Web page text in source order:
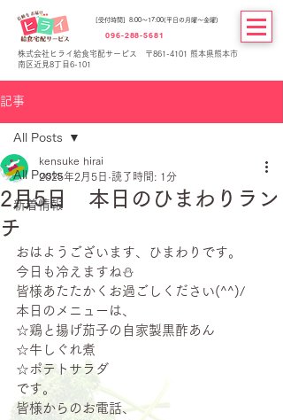
[受付時間] 8:00～17:00(平日の月曜～金曜)
096-288-5681
株式会社ヒライ給食宅配サービス 〒861-4101 熊本県熊本市
南区近見8丁目6-101
記事
All Posts
新着情報
All Posts
2月5日 本日のひまわりラン
チ
kensuke hirai
2025年2月5日 読了時間: 1分
おはようございます、ひまわりです。
今日も冷えますね⛄
皆様あたたかくお過ごしください(^^)/
本日のメニューは、
☆鶏と揚げ茄子の自家製黒酢あん
☆牛しぐれ煮
☆ポテトサラダ
です。
皆様からのお電話、